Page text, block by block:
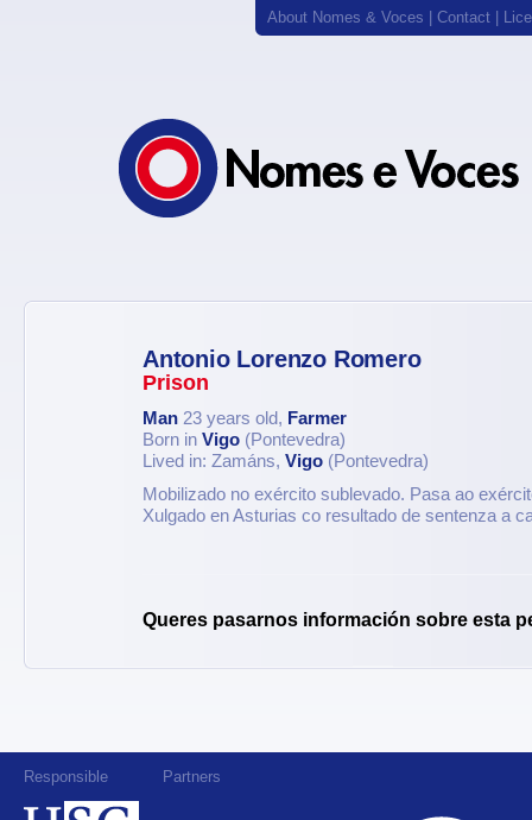
About Nomes & Voces Contact
Antonio Lorenzo Romero
Prison
Man 23 years old, Farmer
Born in Vigo (Pontevedra)
Lived in: Zamáns, Vigo (Pontevedra)
Mobilizado no exército sublevado. Pasa ao
Xulgado en Asturias co resultado de sentenza a
Queres pasarnos información sobre esta
Responsible Partners